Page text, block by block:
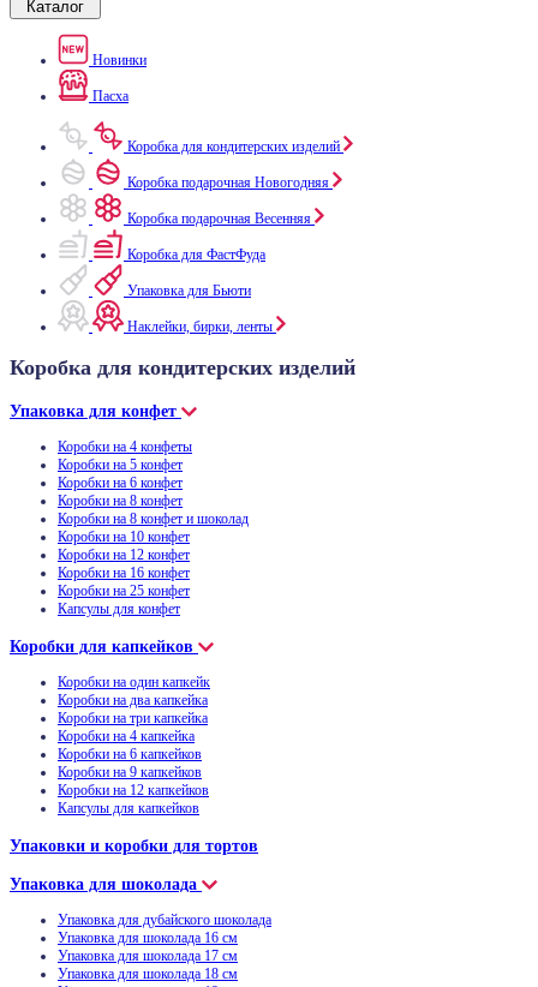
Каталог
Новинки
Пасха
Коробка для кондитерских изделий
Коробка подарочная Новогодняя
Коробка подарочная Весенняя
Коробка для ФастФуда
Упаковка для Бьюти
Наклейки, бирки, ленты
Коробка для кондитерских изделий
Упаковка для конфет
Коробки на 4 конфеты
Коробки на 5 конфет
Коробки на 6 конфет
Коробки на 8 конфет
Коробки на 8 конфет и шоколад
Коробки на 10 конфет
Коробки на 12 конфет
Коробки на 16 конфет
Коробки на 25 конфет
Капсулы для конфет
Коробки для капкейков
Коробки на один капкейк
Коробки на два капкейка
Коробки на три капкейка
Коробки на 4 капкейка
Коробки на 6 капкейков
Коробки на 9 капкейков
Коробки на 12 капкейков
Капсулы для капкейков
Упаковки и коробки для тортов
Упаковка для шоколада
Упаковка для дубайского шоколада
Упаковка для шоколада 16 см
Упаковка для шоколада 17 см
Упаковка для шоколада 18 см